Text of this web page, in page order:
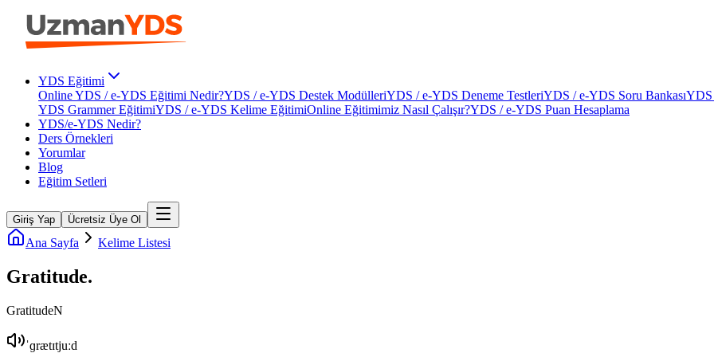
YDS Eğitimi
Online YDS / e-YDS Eğitimi Nedir?YDS / e-YDS Destek ModülleriYDS / e-YDS Deneme TestleriYDS / e-YDS Soru BankasıYDS
YDS Grammer EğitimiYDS / e-YDS Kelime EğitimiOnline Eğitimimiz Nasıl Çalışır?YDS / e-YDS Puan Hesaplama
YDS/e-YDS Nedir?
Ders Örnekleri
Yorumlar
Blog
Eğitim Setleri
Giriş Yap Ücretsiz Üye Ol
Ana Sayfa Kelime Listesi
Gratitude.
GratitudeN
ˈɡrætɪtjuːd